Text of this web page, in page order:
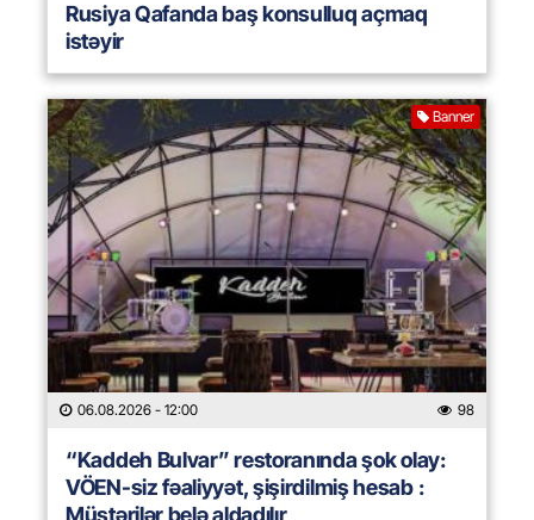
Rusiya Qafanda baş konsulluq açmaq
istəyir
Banner
06.08.2026 - 12:00 98
“Kaddeh Bulvar” restoranında şok olay:
VÖEN-siz fəaliyyət, şişirdilmiş hesab :
Müştərilər belə aldadılır